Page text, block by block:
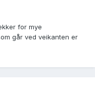
for mye
går ved veikanten er